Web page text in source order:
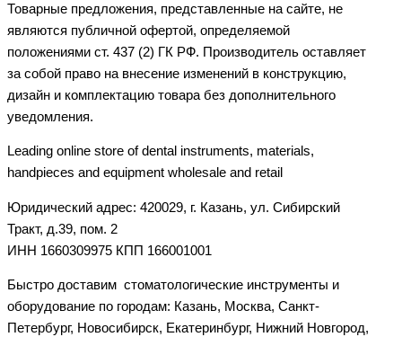
Товарные предложения, представленные на сайте, не
являются публичной офертой, определяемой
положениями ст. 437 (2) ГК РФ. Производитель оставляет
за собой право на внесение изменений в конструкцию,
дизайн и комплектацию товара без дополнительного
уведомления.
Leading online store of dental instruments, materials,
handpieces and equipment wholesale and retail
Юридический адрес: 420029, г. Казань, ул. Сибирский
Тракт, д.39, пом. 2
ИНН 1660309975 КПП 166001001
Быстро доставим стоматологические инструменты и
оборудование по городам: Казань, Москва, Санкт-
Петербург, Новосибирск, Екатеринбург, Нижний Новгород,